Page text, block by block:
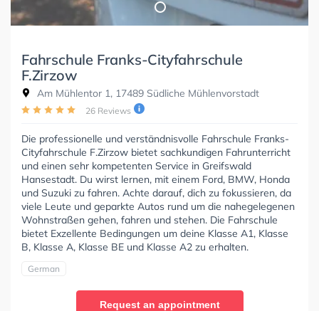
Fahrschule Franks-Cityfahrschule
F.Zirzow
Am Mühlentor 1, 17489 Südliche Mühlenvorstadt
26 Reviews
Die professionelle und verständnisvolle Fahrschule Franks-
Cityfahrschule F.Zirzow bietet sachkundigen Fahrunterricht
und einen sehr kompetenten Service in Greifswald
Hansestadt. Du wirst lernen, mit einem Ford, BMW, Honda
und Suzuki zu fahren. Achte darauf, dich zu fokussieren, da
viele Leute und geparkte Autos rund um die nahegelegenen
Wohnstraßen gehen, fahren und stehen. Die Fahrschule
bietet Exzellente Bedingungen um deine Klasse A1, Klasse
B, Klasse A, Klasse BE und Klasse A2 zu erhalten.
German
Request an appointment